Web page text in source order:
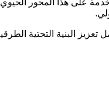
البنية التحتية